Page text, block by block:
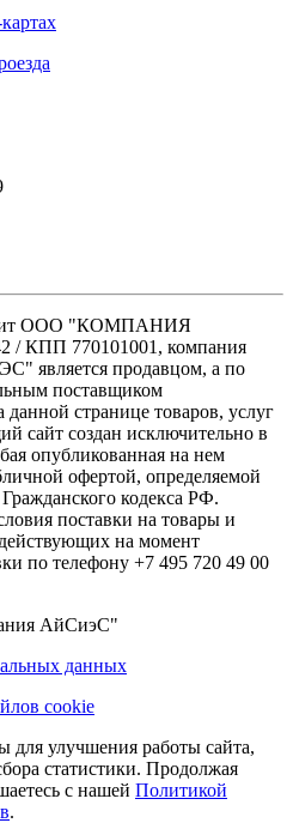
ООО "КОМПАНИЯ
КПП 770101001, компания
продавцом, а по
поставщиком
странице товаров, услуг
сайт создан исключительно в
опубликованная на нем
офертой, определяемой
кодекса РФ.
поставки на товары и
на момент
по телефону +7 495 720 49 00
АйСиэС"
данных
cookie
улучшения работы сайта,
статистики. Продолжая
с нашей Политикой
.